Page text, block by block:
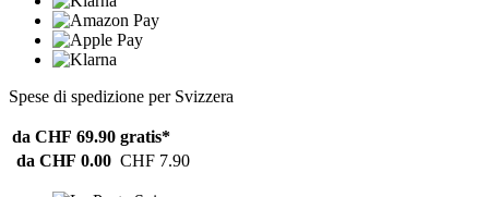
Spese di spedizione per Svizzera
da CHF 69.90 gratis*
da CHF 0.00 CHF 7.90